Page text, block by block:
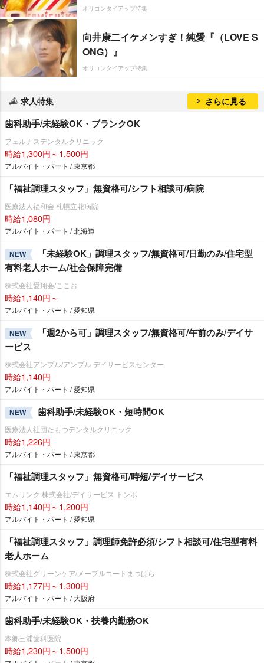
オリコンタイアップ特集
向井康二イケメンすぎ！純愛『（LOVE S
ONG）』
オリコンタイアップ特集
求人特集 さらに見る
歯科助手/未経験OK・ブランクOK
フェルナスデンタルクリニック
時給1,300円～1,500円
アルバイト・パート / 東京都
「福祉調理スタッフ」無資格可/シフト相談可/病院
医療法人福和会 札幌立花病院
時給1,080円
アルバイト・パート / 北海道
NEW
「未経験OK」調理スタッフ/無資格可/日勤のみ/住宅型
有料老人ホーム/社会保障完備
株式会社愛翔会/ここお
時給1,140円～
アルバイト・パート / 愛知県
NEW
「週2から可」調理スタッフ/無資格可/午前のみ/デイサ
ービス
株式会社アンプル/アンプル デイサービスセンター
時給1,140円
アルバイト・パート / 愛知県
NEW 歯科助手/未経験OK・短時間OK
医療法人社団たもつデンタルクリニック
時給1,226円
アルバイト・パート / 東京都
「福祉調理スタッフ」無資格可/時短/デイサービス
エムリンク 株式会社/デイサービス トンボ
時給1,140円～1,200円
アルバイト・パート / 愛知県
「福祉調理スタッフ」調理師免許必須/シフト相談可/住宅型有料
老人ホーム
株式会社グリーンケア/メープルコートまつばら
時給1,177円～1,300円
アルバイト・パート / 大阪府
歯科助手/未経験OK・扶養内勤務OK
本郷三浦歯科医院
時給1,230円～1,500円